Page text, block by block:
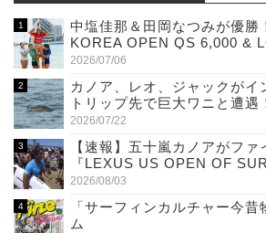
中塩佳那＆田岡なつみが優勝
KOREA OPEN QS 6,000 &
2026/07/06
カノア、レオ、ジャックがイ
トリップ先で巨大ワニと遭遇
2026/07/22
【速報】五十嵐カノアがファ
『LEXUS US OPEN OF
2026/08/03
「サーフィンカルチャー今
ム